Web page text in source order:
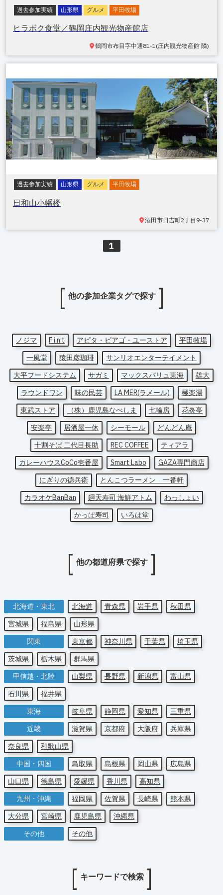
過去参加実績 山形県 グルメ 平田牧場
ヒラボク食堂／鶴岡庄内観光物産館店
鶴岡市布目字中通81-1(庄内観光物産館 隣)
過去参加実績 山形県 グルメ 平田牧場
日和山小幡楼
酒田市日吉町2丁目9-37
1
他の参加企業タグで探す
ノジマ F i.n.t アピタ・ピアゴ・ユーストア
平田牧場
一風堂
猿田彦珈琲
サンリオエンターテイメント
大平フードシステム
サガミ マックスバリュ東海
雄大
ラウンドワン
味の民芸 LA MER(ラメール)
極楽湯
東武ストア
（株）鹿児島なべしま 七輪房
花炎亭
安楽亭
居酒屋一休 シーモール
どんどん庵
十割そば 二代目長助
REC COFFEE
ティアラ
カレーハウスCoCo壱番屋
Smart Labo
GAZA専門商店
にぎりの徳兵衛
とんこつラーメン 一番軒
カラオケBanBan
廻天寿司 海鮮アトム
わっしょい
かっぱ寿司
いろは堂
他の都道府県で探す
北海道・東北 北海道 青森県 岩手県
秋田県
宮城県
福島県
山形県
関東
東京都 神奈川県 千葉県
埼玉県
茨城県
栃木県
群馬県
甲信越・北陸
山梨県 長野県 新潟県
富山県
石川県
福井県
東海
岐阜県 静岡県 愛知県
三重県
近畿
滋賀県 京都府 大阪府
兵庫県
奈良県
和歌山県
中国・四国
鳥取県 島根県 岡山県
広島県
山口県
徳島県 愛媛県 香川県
高知県
九州・沖縄
福岡県 佐賀県 長崎県
熊本県
大分県
宮崎県 鹿児島県
沖縄県
その他
その他
キーワードで検索